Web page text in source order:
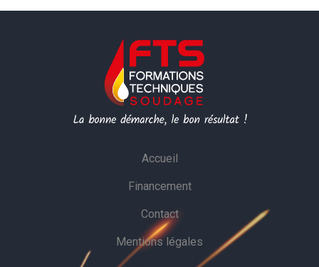
Accueil
Financement
Contact
Mentions légales